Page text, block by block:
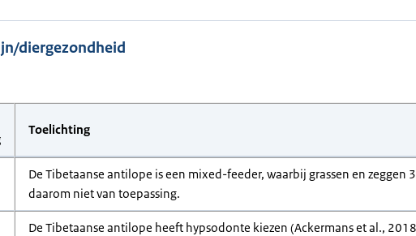
diergezondheid
Toelichting
De Tibetaanse antilope is een mixed-feeder, waarbij grassen en
daarom niet van toepassing.
De Tibetaanse antilope heeft hypsodonte kiezen (Ackermans et al.,